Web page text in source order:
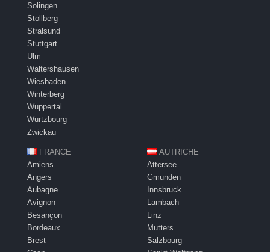
Solingen
Stollberg
Stralsund
Stuttgart
Ulm
Waltershausen
Wiesbaden
Winterberg
Wuppertal
Wurtzbourg
Zwickau
FRANCE
Amiens
Angers
Aubagne
Avignon
Besançon
Bordeaux
Brest
AUTRICHE
Attersee
Gmunden
Innsbruck
Lambach
Linz
Mutters
Salzbourg